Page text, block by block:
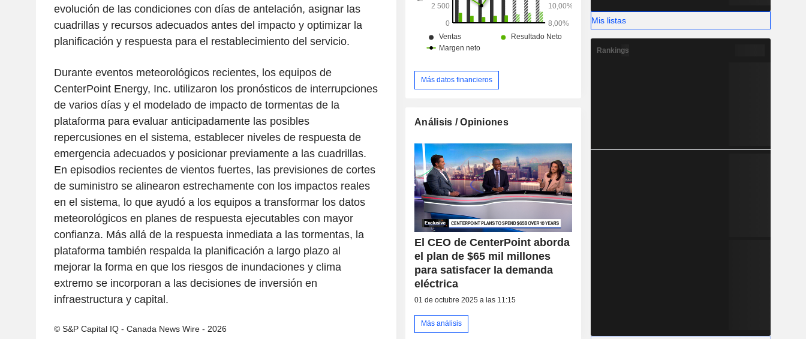
evolución de las condiciones con días de antelación, asignar las
cuadrillas y recursos adecuados antes del impacto y optimizar la
planificación y respuesta para el restablecimiento del servicio.
Durante eventos meteorológicos recientes, los equipos de
CenterPoint Energy, Inc. utilizaron los pronósticos de interrupciones
de varios días y el modelado de impacto de tormentas de la
plataforma para evaluar anticipadamente las posibles
repercusiones en el sistema, establecer niveles de respuesta de
emergencia adecuados y posicionar previamente a las cuadrillas.
En episodios recientes de vientos fuertes, las previsiones de cortes
de suministro se alinearon estrechamente con los impactos reales
en el sistema, lo que ayudó a los equipos a transformar los datos
meteorológicos en planes de respuesta ejecutables con mayor
confianza. Más allá de la respuesta inmediata a las tormentas, la
plataforma también respalda la planificación a largo plazo al
mejorar la forma en que los riesgos de inundaciones y clima
extremo se incorporan a las decisiones de inversión en
infraestructura y capital.
© S&P Capital IQ - Canada News Wire - 2026
Más datos financieros
Análisis / Opiniones
El CEO de CenterPoint aborda
el plan de $65 mil millones
para satisfacer la demanda
eléctrica
01 de octubre 2025 a las 11:15
Más análisis
Mis listas
Rankings